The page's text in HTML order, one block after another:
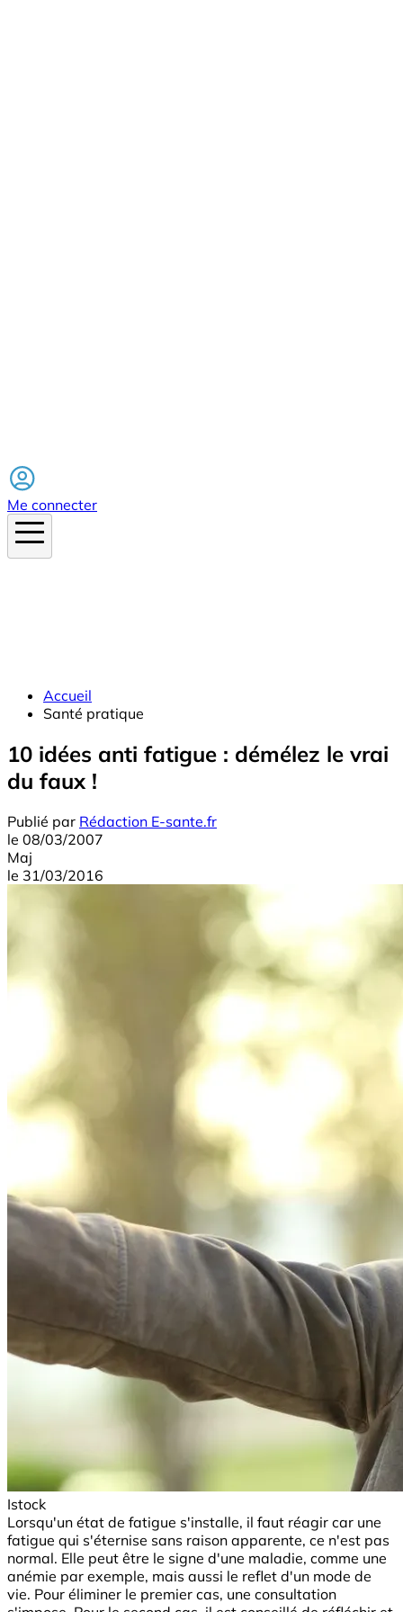
Me connecter
Accueil
Santé pratique
10 idées anti fatigue : démélez le vrai
du faux !
Publié par Rédaction E-sante.fr
le 08/03/2007
Maj
le 31/03/2016
Istock
Lorsqu'un état de fatigue s'installe, il faut réagir car une
fatigue qui s'éternise sans raison apparente, ce n'est pas
normal. Elle peut être le signe d'une maladie, comme une
anémie par exemple, mais aussi le reflet d'un mode de
vie. Pour éliminer le premier cas, une consultation